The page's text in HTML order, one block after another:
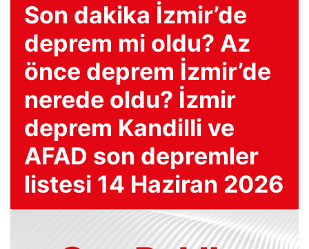
Son dakika İzmir’de
deprem mi oldu? Az
önce deprem İzmir’de
nerede oldu? İzmir
deprem Kandilli ve
AFAD son depremler
listesi 14 Haziran 2026